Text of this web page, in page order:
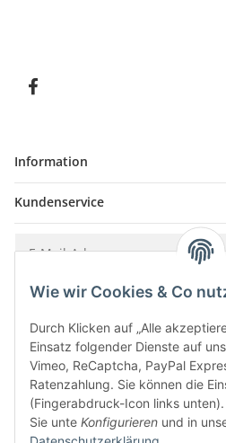
Information
Kundenservice
Bitte senden Sie mir entsprechend Ihrer
Wie wir Cookies & Co
Durch Klicken auf „Alle
Einsatz folgender Dienste auf
Vimeo, ReCaptcha, PayPal
Ratenzahlung. Sie können die
(Fingerabdruck-Icon links
Sie unte Konfigurieren und in